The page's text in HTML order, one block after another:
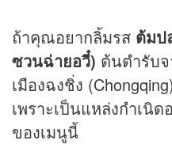
ถ้าคุณอยากลิ้มรส ต้มป
ซวนฉ่ายอวี๋) ต้นตำรับ
เมืองฉงชิ่ง
เพราะเป็นแหล่งกำเนิ
ของเมนูนี้